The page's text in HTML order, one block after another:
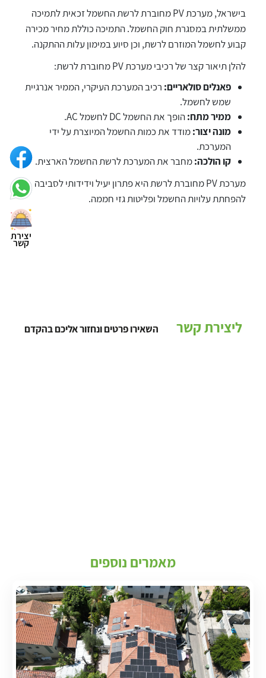
יצירת
קשר
בישראל, מערכת PV מחוברת לרשת החשמל זכאית לתמיכה
ממשלתית במסגרת חוק החשמל. התמיכה כוללת מחיר מכירה
קבוע לחשמל המוזרם לרשת, וכן סיוע במימון עלות ההתקנה.
להלן תיאור קצר של רכיבי מערכת PV מחוברת לרשת:
פאנלים סולאריים: רכיב המערכת העיקרי, הממיר אנרגיית
שמש לחשמל.
ממיר מתח:הופך את החשמל DC לחשמל AC.
מונה יצור:מודד את כמות החשמל המיוצרת על ידי
המערכת.
קו הולכה:מחבר את המערכת לרשת החשמל הארצית.
מערכת PV מחוברת לרשת היא פתרון יעיל וידידותי לסביבה
להפחתת עלויות החשמל ופליטות גזי חממה.
ליצירת קשר השאירו פרטים ונחזור אליכם בהקדם
מאמרים נוספים